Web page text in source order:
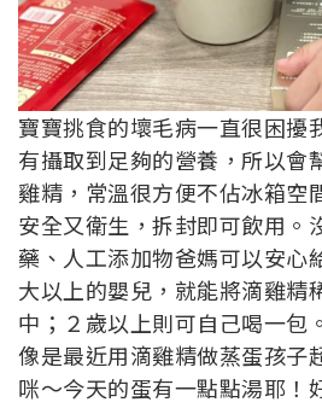
寶寶挑食的壞毛病一直很困擾
有攝取到足夠的營養，所以會
雞精，常溫很方便不佔冰箱空
安全又衛生，拆封即可飲用。
藥、人工添加物爸媽可以安心
大以上的嬰兒，就能將滴雞精
中；２歲以上則可自己喝一包。
像是最近用滴雞精做蒸蛋孩子
咪～今天的蛋有一點點湯耶！